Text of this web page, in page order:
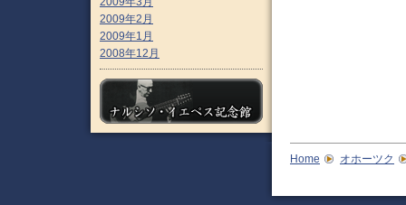
2009年2月
2009年1月
2008年12月
Home オホーツク